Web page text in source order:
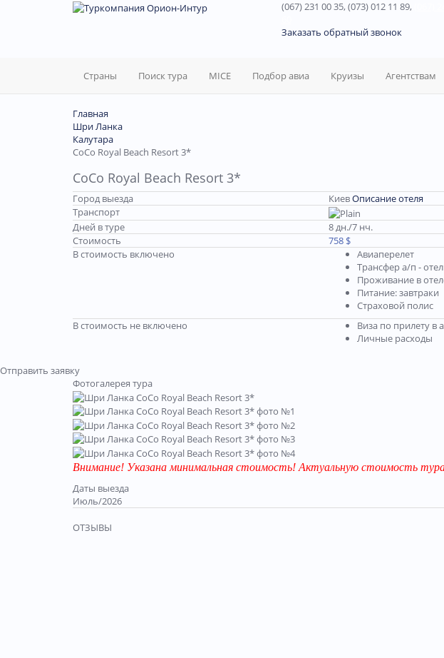
(067) 231 00 35, (073) 012 11 89,
Заказать обратный звонок
Страны Поиск тура MICE Подбор авиа Круизы Агентствам
Главная
Шри Ланка
Калутара
CoCo Royal Beach Resort 3*
CoCo Royal Beach Resort 3*
Город выезда КиевОписание отеля
Транспорт
Дней в туре
8 дн./7 нч.
Стоимость
758 $
В стоимость включено
Авиаперелет
Трансфер а/п -
Проживание в
Питание: завтраки
Страховой полис
В стоимость не включено
Виза по прилету в
Личные расходы
Отправить заявку
Фотогалерея тура
Внимание! Указана минимальная стоимость! Актуальную стоимость
Даты выезда
Июль/2026
ОТЗЫВЫ